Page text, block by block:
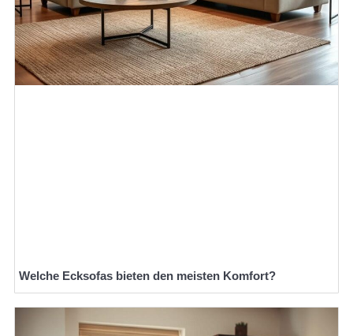
Welche Ecksofas bieten den meisten Komfort?